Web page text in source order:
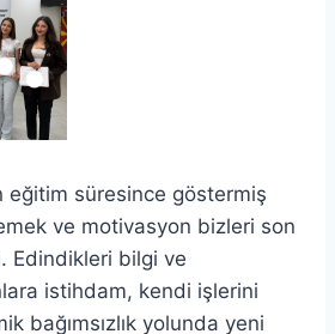
eğitim süresince göstermiş
ve motivasyon bizleri son
Edindikleri bilgi ve
istihdam, kendi işlerini
bağımsızlık yolunda yeni